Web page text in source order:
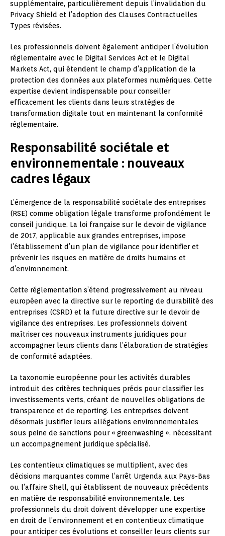
supplémentaire, particulièrement depuis l’invalidation du
Privacy Shield et l’adoption des Clauses Contractuelles
Types révisées.
Les professionnels doivent également anticiper l’évolution
réglementaire avec le Digital Services Act et le Digital
Markets Act, qui étendent le champ d’application de la
protection des données aux plateformes numériques. Cette
expertise devient indispensable pour conseiller
efficacement les clients dans leurs stratégies de
transformation digitale tout en maintenant la conformité
réglementaire.
Responsabilité sociétale et
environnementale : nouveaux
cadres légaux
L’émergence de la responsabilité sociétale des entreprises
(RSE) comme obligation légale transforme profondément le
conseil juridique. La loi française sur le devoir de vigilance
de 2017, applicable aux grandes entreprises, impose
l’établissement d’un plan de vigilance pour identifier et
prévenir les risques en matière de droits humains et
d’environnement.
Cette réglementation s’étend progressivement au niveau
européen avec la directive sur le reporting de durabilité des
entreprises (CSRD) et la future directive sur le devoir de
vigilance des entreprises. Les professionnels doivent
maîtriser ces nouveaux instruments juridiques pour
accompagner leurs clients dans l’élaboration de stratégies
de conformité adaptées.
La taxonomie européenne pour les activités durables
introduit des critères techniques précis pour classifier les
investissements verts, créant de nouvelles obligations de
transparence et de reporting. Les entreprises doivent
désormais justifier leurs allégations environnementales
sous peine de sanctions pour « greenwashing », nécessitant
un accompagnement juridique spécialisé.
Les contentieux climatiques se multiplient, avec des
décisions marquantes comme l’arrêt Urgenda aux Pays-Bas
ou l’affaire Shell, qui établissent de nouveaux précédents
en matière de responsabilité environnementale. Les
professionnels du droit doivent développer une expertise
en droit de l’environnement et en contentieux climatique
pour anticiper ces évolutions et conseiller leurs clients sur